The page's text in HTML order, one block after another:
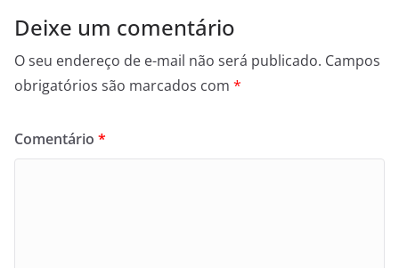
Deixe um comentário
O seu endereço de e-mail não será publicado. Campos
obrigatórios são marcados com *
Comentário *